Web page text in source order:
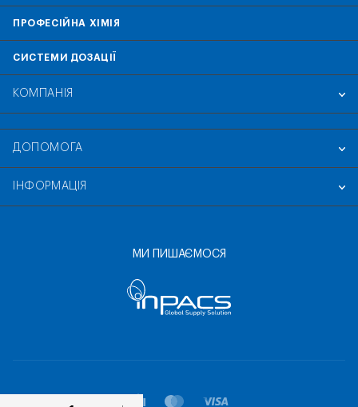
ПРОФЕСІЙНА ХІМІЯ
СИСТЕМИ ДОЗАЦІЇ
КОМПАНІЯ
ДОПОМОГА
ІНФОРМАЦІЯ
МИ ПИШАЄМОСЯ